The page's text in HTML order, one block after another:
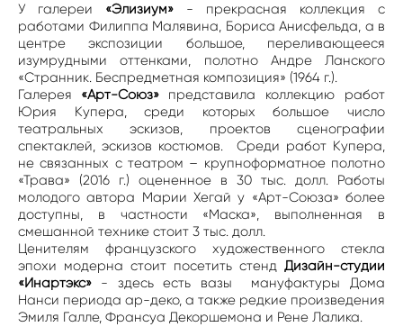
У галереи «Элизиум» - прекрасная коллекция с
работами Филиппа Малявина, Бориса Анисфельда, а в
центре экспозиции большое, переливающееся
изумрудными оттенками, полотно Андре Ланского
«Странник. Беспредметная композиция» (1964 г.).
Галерея «Арт-Союз» представила коллекцию работ
Юрия Купера, среди которых большое число
театральных эскизов, проектов сценографии
спектаклей, эскизов костюмов. Среди работ Купера,
не связанных с театром – крупноформатное полотно
«Трава» (2016 г.) оцененное в 30 тыс. долл. Работы
молодого автора Марии Хегай у «Арт-Союза» более
доступны, в частности «Маска», выполненная в
смешанной технике стоит 3 тыс. долл.
Ценителям французского художественного стекла
эпохи модерна стоит посетить стенд Дизайн-студии
«Инартэкс» - здесь есть вазы мануфактуры Дома
Нанси периода ар-деко, а также редкие произведения
Эмиля Галле, Франсуа Декоршемона и Рене Лалика.